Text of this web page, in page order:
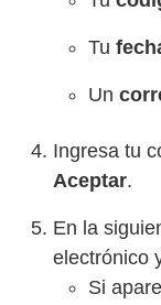
Tu
Un
Ingresa tu
Aceptar.
En la
electrónico
Si